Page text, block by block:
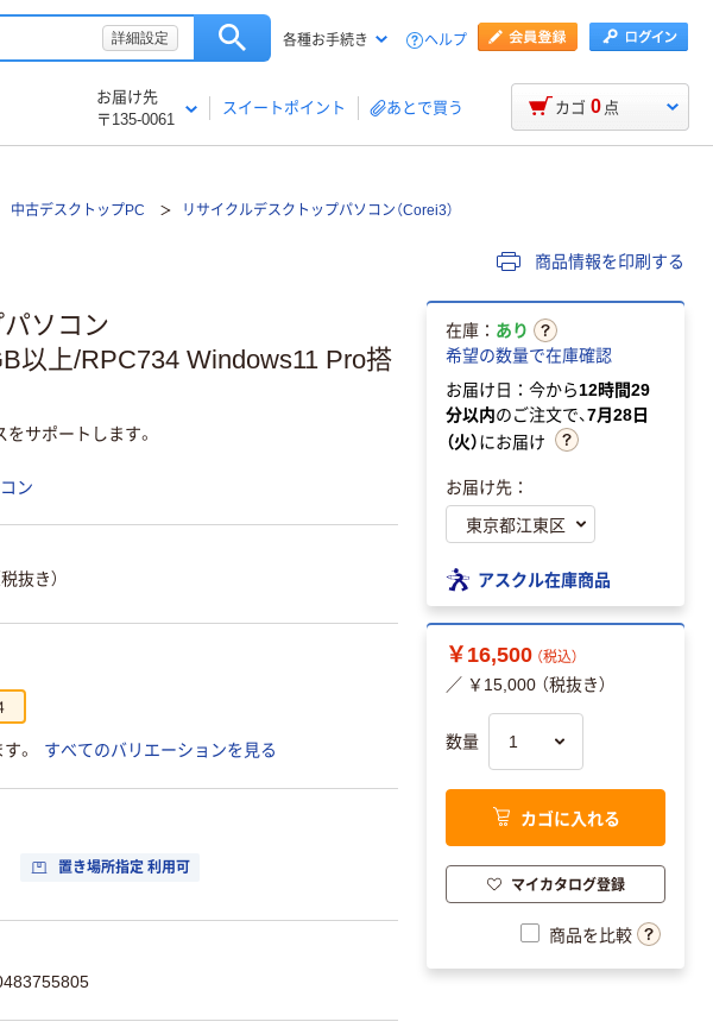
詳細設定 各種お手続き ヘルプ
お届け先
〒135-0061
スイートポイント あとで買う カゴ 0 点
中古デスクトップPC リサイクルデスクトップパソコン（Corei3）
商品情報を印刷する
ソコン
以上/RPC734 Windows11 Pro搭
サポートします。
ン
抜き）
。
すべてのバリエーションを見る
置き場所指定 利用可
在庫： あり
希望の数量で在庫確認
お届け日：今から12時間29
分以内のご注文で、7月28日
（火）にお届け
お届け先：
アスクル在庫商品
￥16,500 （税込）
／ ￥15,000 （税抜き）
数量
カゴに入れる
マイカタログ登録
商品を比較